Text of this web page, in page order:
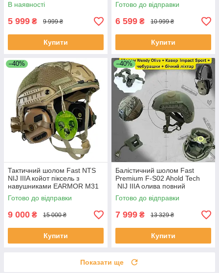
В наявності
5 999 ₴ 9 999 ₴
Купити
Готово до відправки
6 599 ₴ 10 999 ₴
Купити
–40%
Тактичний шолом Fast NTS
NIJ IIIA койот піксель з
навушниками EARMOR M31
та кріпленнями
Готово до відправки
9 000 ₴ 15 000 ₴
Купити
–40%
Балістичний шолом Fast
Premium F-S02 Ahold Teсh
NIJ IIIA олива повний
комплект Навушники Impact
Sport Бічний ліхтар S M-L L-
XL
Готово до відправки
7 999 ₴ 13 329 ₴
Купити
Показати ще